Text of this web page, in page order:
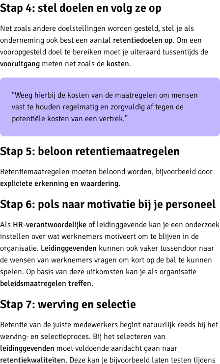
Stap 4: stel doelen en volg ze op
Net zoals andere doelstellingen worden gesteld, stel je als
onderneming ook best een aantal retentiedoelen op. Om een
vooropgesteld doel te bereiken moet je uiteraard tussentijds de
vooruitgang meten net zoals de kosten.
“Weeg hierbij de kosten van de maatregelen om mensen
vast te houden regelmatig en zorgvuldig af tegen de
potentiële kosten van een vertrek.”
Stap 5: beloon retentiemaatregelen
Retentiemaatregelen moeten beloond worden, bijvoorbeeld door
expliciete erkenning en waardering.
Stap 6: pols naar motivatie bij je personeel
Als HR-verantwoordelijke of leidinggevende kan je een onderzoek
instellen over wat werknemers motiveert om te blijven in de
organisatie. Leidinggevenden kunnen ook vaker tussendoor naar
de wensen van werknemers vragen om kort op de bal te kunnen
spelen. Op basis van deze uitkomsten kan je als organisatie
beleidsmaatregelen treffen.
Stap 7: werving en selectie
Retentie van de juiste medewerkers begint natuurlijk reeds bij het
werving- en selectieproces. Bij het selecteren van
leidinggevenden moet voldoende aandacht gaan naar
retentiekwaliteiten. Deze kan je bijvoorbeeld laten testen tijdens